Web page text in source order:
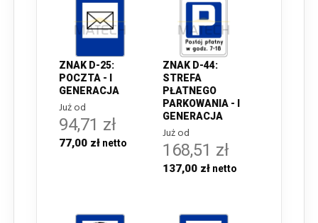
ZNAK D-25:
POCZTA - I
GENERACJA
Już od
94,71 zł
77,00 zł
ZNAK D-44:
STREFA
PŁATNEGO
PARKOWANIA - I
GENERACJA
Już od
168,51 zł
137,00 zł